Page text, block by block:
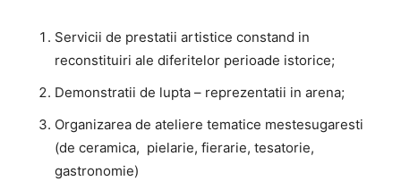
Servicii de prestatii artistice constand in
reconstituiri ale diferitelor perioade istorice;
Demonstratii de lupta – reprezentatii in arena;
Organizarea de ateliere tematice mestesugaresti
(de ceramica, pielarie, fierarie, tesatorie,
gastronomie)